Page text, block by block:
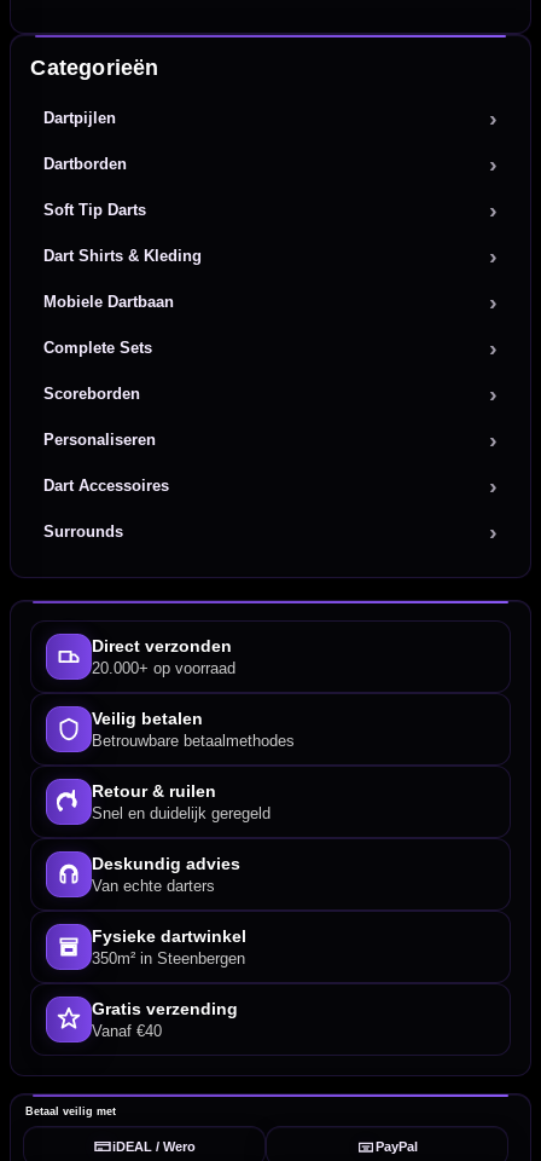
Categorieën
Dartpijlen
Dartborden
Soft Tip Darts
Dart Shirts & Kleding
Mobiele Dartbaan
Complete Sets
Scoreborden
Personaliseren
Dart Accessoires
Surrounds
Direct verzonden
20.000+ op voorraad
Veilig betalen
Betrouwbare betaalmethodes
Retour & ruilen
Snel en duidelijk geregeld
Deskundig advies
Van echte darters
Fysieke dartwinkel
350m² in Steenbergen
Gratis verzending
Vanaf €40
Betaal veilig met
iDEAL / Wero PayPal